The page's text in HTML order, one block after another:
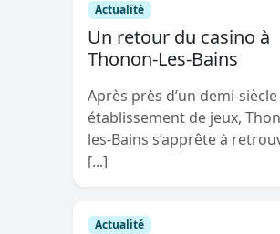
Actualité
Un retour du casino à
Thonon-Les-Bains
Après près d’un demi-
établissement de jeux,
les-Bains s’apprête à
[...]
Actualité